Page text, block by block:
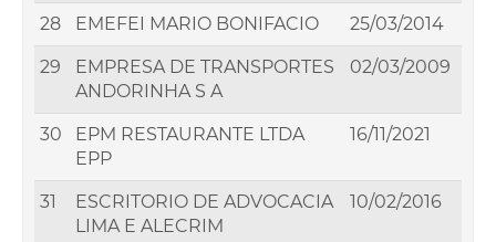
28 EMEFEI MARIO BONIFACIO 25/03/2014
29
EMPRESA DE TRANSPORTES
ANDORINHA S A
02/03/2009
30
EPM RESTAURANTE LTDA
EPP
16/11/2021
31
ESCRITORIO DE ADVOCACIA
LIMA E ALECRIM
10/02/2016